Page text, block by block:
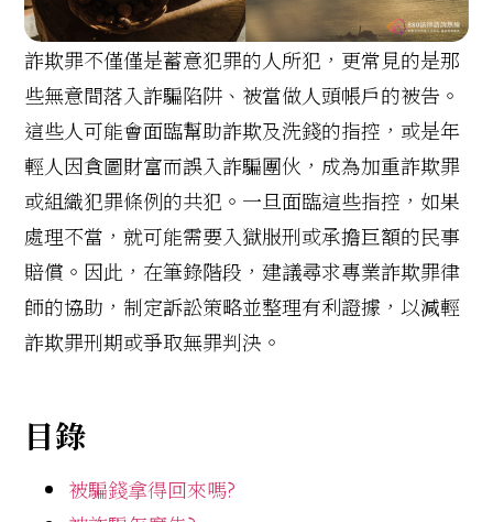
詐欺罪不僅僅是蓄意犯罪的人所犯，更常見的是那
些無意間落入詐騙陷阱、被當做人頭帳戶的被告。
這些人可能會面臨幫助詐欺及洗錢的指控，或是年
輕人因貪圖財富而誤入詐騙團伙，成為加重詐欺罪
或組織犯罪條例的共犯。一旦面臨這些指控，如果
處理不當，就可能需要入獄服刑或承擔巨額的民事
賠償。因此，在筆錄階段，建議尋求專業詐欺罪律
師的協助，制定訴訟策略並整理有利證據，以減輕
詐欺罪刑期或爭取無罪判決。
目錄
被騙錢拿得回來嗎?